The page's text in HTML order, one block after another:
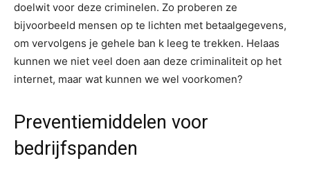
doelwit voor deze criminelen. Zo proberen ze
bijvoorbeeld mensen op te lichten met betaalgegevens,
om vervolgens je gehele ban k leeg te trekken. Helaas
kunnen we niet veel doen aan deze criminaliteit op het
internet, maar wat kunnen we wel voorkomen?
Preventiemiddelen voor
bedrijfspanden